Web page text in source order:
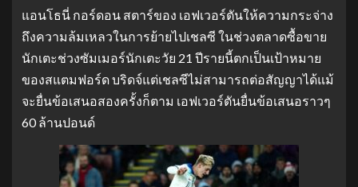
แอนโธนี่ กอร์ดอน สตาร์ของ เอฟเวอร์ตันให้ความกระจ่าง
ถึงความล้มเหลวในการย้ายไปเชลซี ในช่วงตลาดซื้อขาย
นักเตะช่วงซัมเมอร์นักเตะวัย 21 ปีรายนี้ตกเป็นเป้าหมาย
ของสแตมฟอร์ด บริดจ์แต่เชลซีไม่สามารถต่อสัญญาได้แม้
จะยื่นข้อเสนอสองครั้งก็ตาม เอฟเวอร์ตันยื่นข้อเสนอราวๆ
60 ล้านปอนด์